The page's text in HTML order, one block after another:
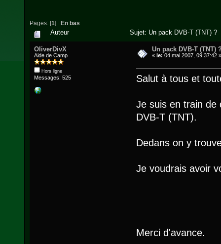
Pages: [1] En bas
Auteur Sujet: Un pack DVB-T (TNT) ?
OliverDivX
Aide de Camp
Hors ligne
Messages: 525
Un pack DVB-T (TNT)
«le: 04 mai 2007, 09:37:42
Salut à tous et
Je suis en train de
DVB-T (TNT).
Dedans on y
Je voudrais avoir
Merci d'avance.